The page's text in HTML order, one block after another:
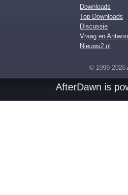
Downloads
Top Downloads
Discussie
Vraag en
Nieuws2.nl
© 1999-2026
AfterDawn is